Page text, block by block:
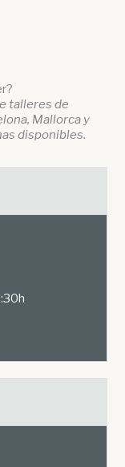
talleres de
Mallorca y
disponibles.